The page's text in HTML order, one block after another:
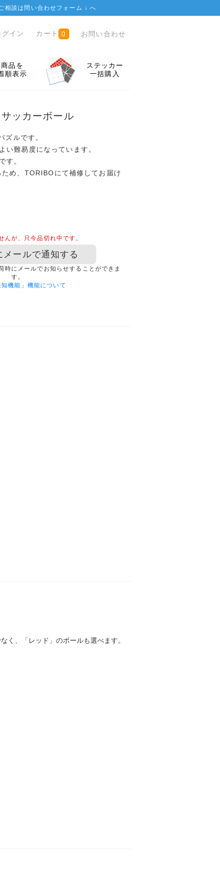
相談は問い合わせフォーム ↓へ
グイン カート 0 お問い合わせ
品を
順表示
ステッカー
一括購入
ッカーボール
ズルです。
い難易度になっています。
す。
め、TORIBOにて補修してお届け
んが、只今品切れ中です。
メールで通知する
時にメールでお知らせすることができま
す。
機能」機能について
く、「レッド」のボールも選べます。